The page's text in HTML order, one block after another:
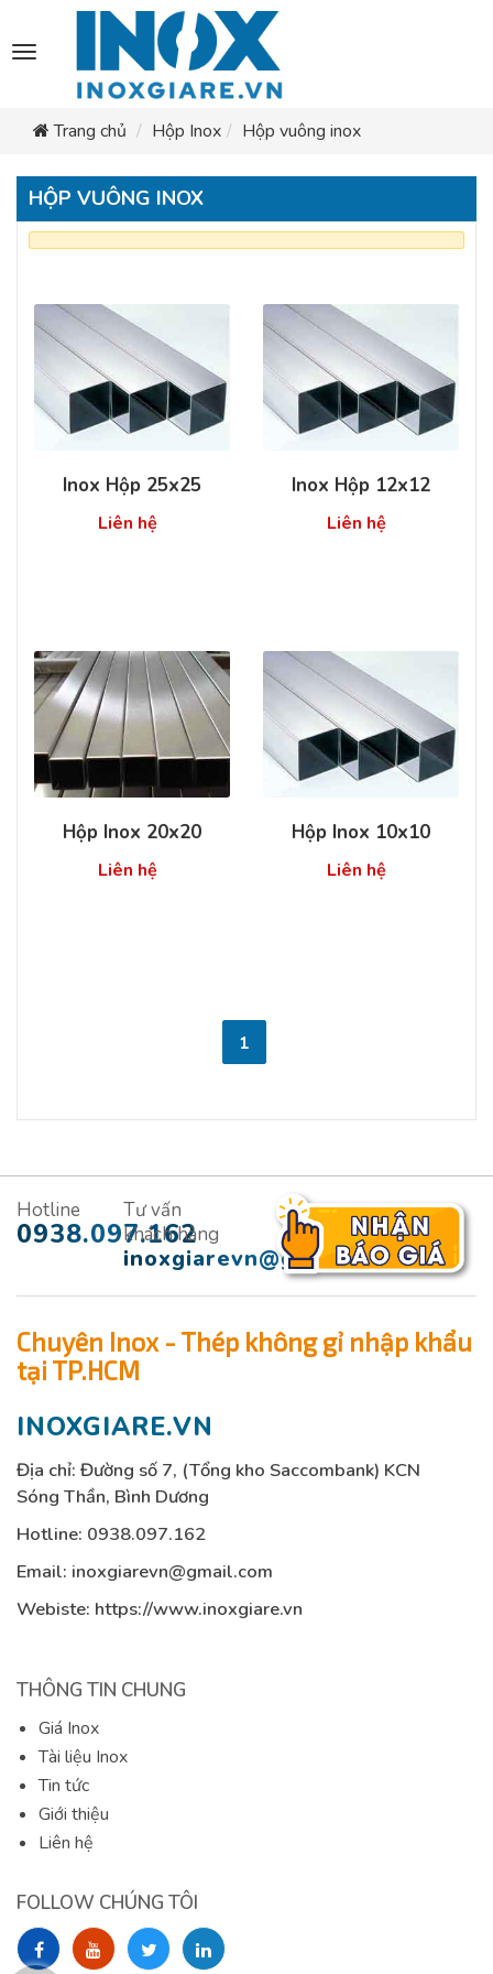
Toggle
navigation
Trang chủ
Hộp Inox Hộp vuông inox
HỘP VUÔNG INOX
Inox Hộp 25x25
Liên hệ
Inox Hộp 12x12
Liên hệ
Hộp Inox 20x20
Liên hệ
Hộp Inox 10x10
Liên hệ
1
Hotline
0938.097.162
Tư vấn
khách hàng
inoxgiarevn@gmail.com
Chuyên Inox - Thép không gỉ nhập khẩu
tại TP.HCM
INOXGIARE.VN
Địa chỉ: Đường số 7, (Tổng kho Saccombank) KCN
Sóng Thần, Bình Dương
Hotline: 0938.097.162
Email: inoxgiarevn@gmail.com
Webiste: https://www.inoxgiare.vn
THÔNG TIN CHUNG
Giá Inox
Tài liệu Inox
Tin tức
Giới thiệu
Liên hệ
FOLLOW CHÚNG TÔI